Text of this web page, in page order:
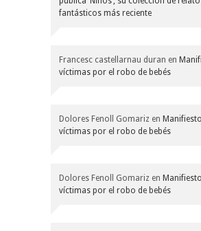
fantásticos más reciente
Francesc castellarnau duran en
víctimas por el robo de bebés
Dolores Fenoll Gomariz en
víctimas por el robo de bebés
Dolores Fenoll Gomariz en
víctimas por el robo de bebés